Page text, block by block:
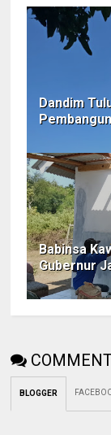
Dandim
Babinsa
Gubernur
BLOGGER